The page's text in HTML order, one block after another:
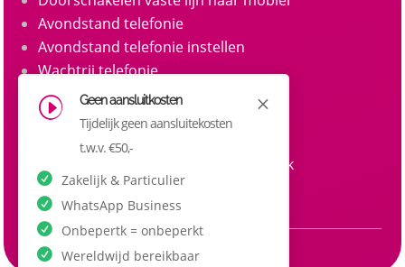
Avondstand telefonie
Avondstand telefonie instellen
Wachtrij telefonie
Call queue telefonie
Belgroepen
Belgroep instellen zakelijke telefonie
Doorkiesnummers aanvragen zakelijk
Doorkiesnummer per medewerker
M
I Geen aansluitkosten
Tijdelijk geen aansluitekosten
t.w.v. €50,-
Zakelijk & Particulier
WhatsApp Business
Onbepertk = onbeperkt
Wereldwijd bereikbaar